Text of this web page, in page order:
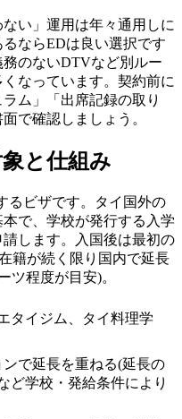
い」運用は年々通用しに
ならEDは良い選択です
のないDTVなど別ルー
なっています。契約前に
ム」「出席記録の取り
で確認しましょう。
と仕組み
るビザです。タイ国外の
で、学校が発行する入学
します。入国後は最初の
籍が続く限り国内で延長
ツ程度が目安)。
タイジム、タイ料理学
で延長を重ねる(延長の
ど学校・発給条件により